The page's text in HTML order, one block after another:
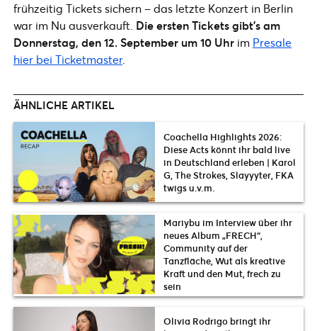
frühzeitig Tickets sichern – das letzte Konzert in Berlin
war im Nu ausverkauft. Die ersten Tickets gibt’s am
Donnerstag, den 12. September um 10 Uhr im Presale
hier bei Ticketmaster.
ÄHNLICHE ARTIKEL
Coachella Highlights 2026:
Diese Acts könnt ihr bald live
in Deutschland erleben | Karol
G, The Strokes, Slayyyter, FKA
twigs u.v.m.
Mariybu im Interview über ihr
neues Album „FRECH“,
Community auf der
Tanzfläche, Wut als kreative
Kraft und den Mut, frech zu
sein
Olivia Rodrigo bringt ihr